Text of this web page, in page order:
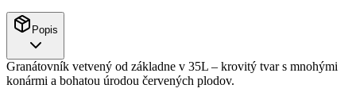
Popis
Granátovník vetvený od základne v 35L – krovitý tvar s mnohými
konármi a bohatou úrodou červených plodov.